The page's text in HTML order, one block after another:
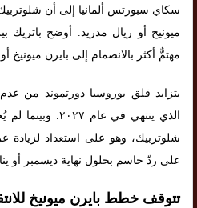
سكاي سبورتس ألمانيا إلى أن
ميونيخ أو ريال مدريد. أوضح باتريك
مهتمٌّ أكثر بالانضمام إلى بايرن ميونيخ
يتزايد قلق بوروسيا دورتموند من
الذي ينتهي في عام
شلوتربيك، وهو على استعداد لزيادة
على ردّ حاسم بحلول نهاية ديسمبر أو
تتوقف خطط بايرن ميونيخ